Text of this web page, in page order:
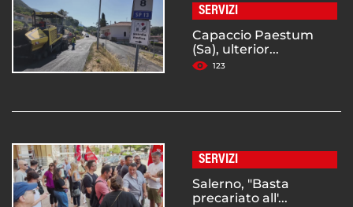
SERVIZI
Capaccio Paestum
(Sa), ulterior...
123
SERVIZI
Salerno, "Basta
precariato all'...